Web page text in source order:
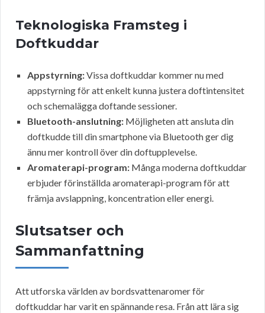
Teknologiska Framsteg i
Doftkuddar
Appstyrning:Vissa doftkuddar kommer nu med
appstyrning för att enkelt kunna justera doftintensitet
och schemalägga doftande sessioner.
Bluetooth-anslutning: Möjligheten att ansluta din
doftkudde till din smartphone via Bluetooth ger dig
ännu mer kontroll över din doftupplevelse.
Aromaterapi-program: Många moderna doftkuddar
erbjuder förinställda aromaterapi-program för att
främja avslappning, koncentration eller energi.
Slutsatser och
Sammanfattning
Att utforska världen av bordsvattenaromer för
doftkuddar har varit en spännande resa. Från att lära sig